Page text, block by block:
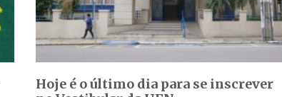
Hoje é o último dia para se inscrever